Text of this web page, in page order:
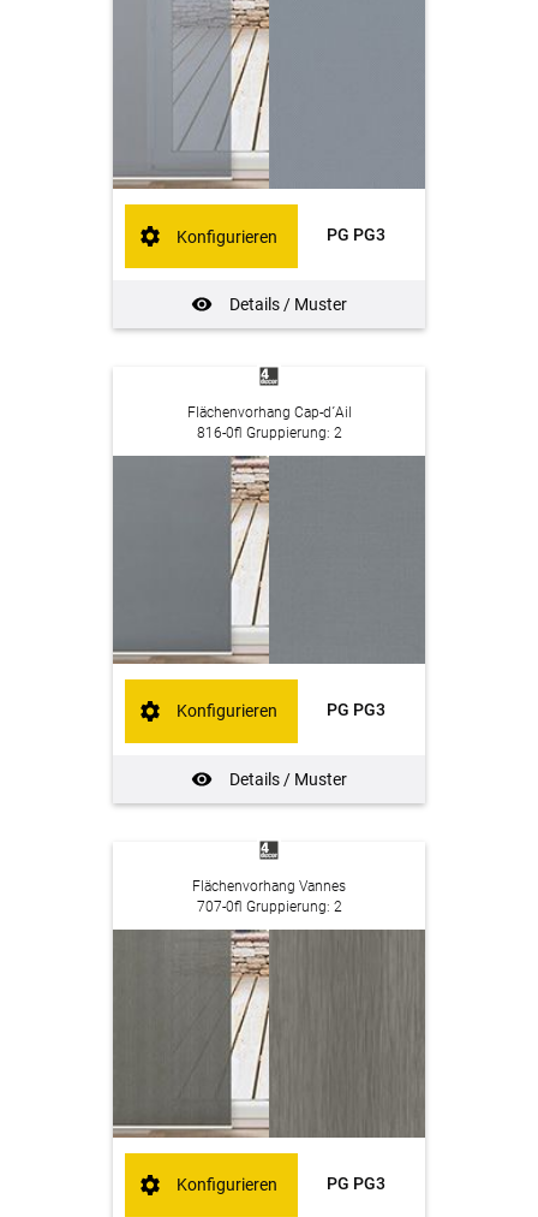
PG PG3
Details / Muster
Konfigurieren
Flächenvorhang Cap-d´Ail
816-0fl Gruppierung: 2
PG PG3
Details / Muster
Konfigurieren
Flächenvorhang Vannes
707-0fl Gruppierung: 2
PG PG3
Konfigurieren